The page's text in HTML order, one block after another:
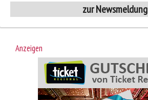
zur Newsmeldung
Anzeigen